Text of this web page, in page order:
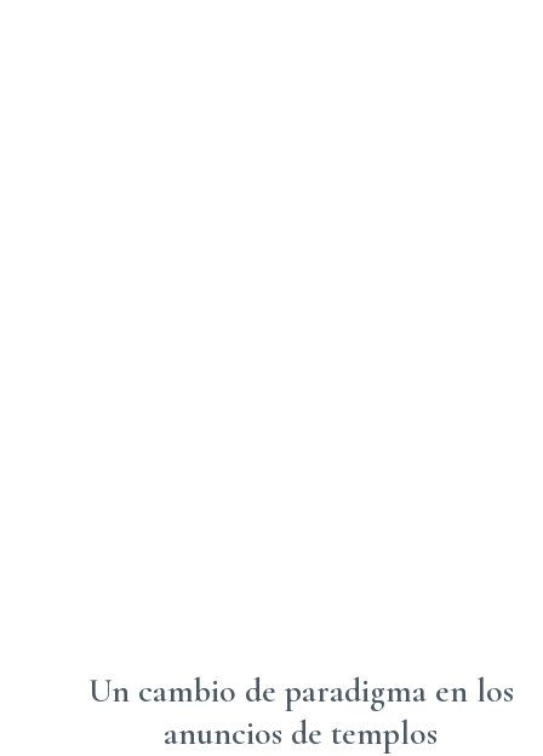
Un cambio de paradigma en los
anuncios de templos